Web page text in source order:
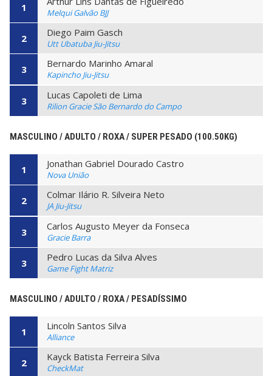
1 Melqui Galvão BJJ
2 Diego Paim Gasch
Utt Ubatuba Jiu-Jitsu
3 Bernardo Marinho Amaral
Kapincho Jiu-Jitsu
3 Lucas Capoleti de Lima
Rilion Gracie São Bernardo do Campo
MASCULINO / ADULTO / ROXA / SUPER PESADO (100.50KG)
1 Jonathan Gabriel Dourado Castro
Nova União
2 Colmar Ilário R. Silveira Neto
JA Jiu-Jitsu
3 Carlos Augusto Meyer da Fonseca
Gracie Barra
3 Pedro Lucas da Silva Alves
Game Fight Matriz
MASCULINO / ADULTO / ROXA / PESADÍSSIMO
1 Lincoln Santos Silva
Alliance
2 Kayck Batista Ferreira Silva
CheckMat